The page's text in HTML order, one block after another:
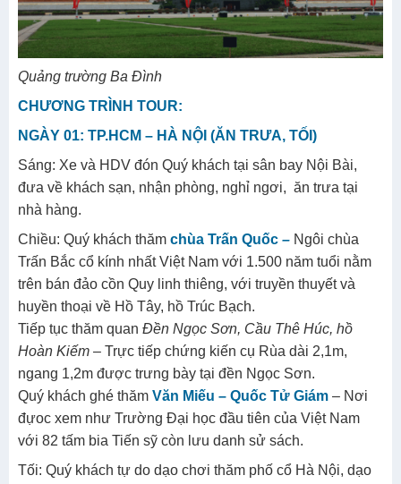
Quảng trường Ba Đình
CHƯƠNG TRÌNH TOUR:
NGÀY 01: TP.HCM – HÀ NỘI (ĂN TRƯA, TỐI)
Sáng: Xe và HDV đón Quý khách tại sân bay Nội Bài,
đưa về khách sạn, nhận phòng, nghỉ ngơi, ăn trưa tại
nhà hàng.
Chiều: Quý khách thăm chùa Trấn Quốc – Ngôi chùa
Trấn Bắc cổ kính nhất Việt Nam với 1.500 năm tuổi nằm
trên bán đảo cồn Quy linh thiêng, với truyền thuyết và
huyền thoại về Hồ Tây, hồ Trúc Bạch.
Tiếp tục thăm quan Đền Ngọc Sơn, Cầu Thê Húc, hồ
Hoàn Kiếm – Trực tiếp chứng kiến cụ Rùa dài 2,1m,
ngang 1,2m được trưng bày tại đền Ngọc Sơn.
Quý khách ghé thăm Văn Miếu – Quốc Tử Giám – Nơi
đựoc xem như Trường Đại học đầu tiên của Việt Nam
với 82 tấm bia Tiến sỹ còn lưu danh sử sách.
Tối: Quý khách tự do dạo chơi thăm phố cổ Hà Nội, dạo